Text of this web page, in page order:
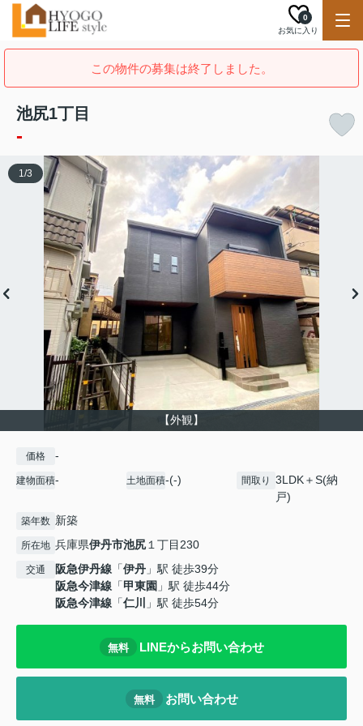
お気に入り
0
この物件の募集は終了しました。
池尻1丁目
-
【外観】
1/3
価格 -
建物面積- 土地面積-(-) 間取り
3LDK＋S(納
戸)
築年数 新築
所在地 兵庫県伊丹市池尻１丁目230
交通 阪急伊丹線 「伊丹 」駅 徒歩39分
阪急今津線 「甲東園 」駅 徒歩44分
阪急今津線 「仁川 」駅 徒歩54分
無料 LINEからお問い合わせ
無料 お問い合わせ